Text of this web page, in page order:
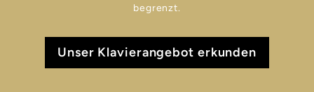
begrenzt.
Unser Klavierangebot erkunden